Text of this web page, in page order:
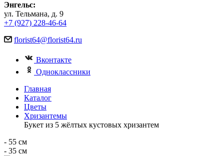
Энгельс:
ул. Тельмана, д. 9
+7 (927) 228-46-64
florist64@florist64.ru
Вконтакте
Одноклассники
Главная
Каталог
Цветы
Хризантемы
Букет из 5 жёлтых кустовых хризантем
- 55 см
- 35 см